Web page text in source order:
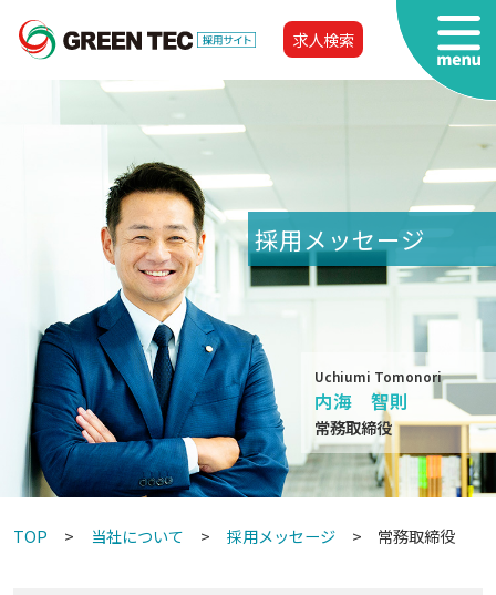
求人検索
採用メッセージ
Uchiumi Tomonori
内海 智則
常務取締役
TOP 当社について 採用メッセージ 常務取締役